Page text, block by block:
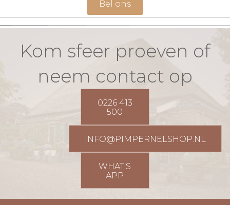
Bel ons
Kom sfeer proeven of
neem contact op
0226 413
500
INFO@PIMPERNELSHOP.NL
WHAT'S
APP